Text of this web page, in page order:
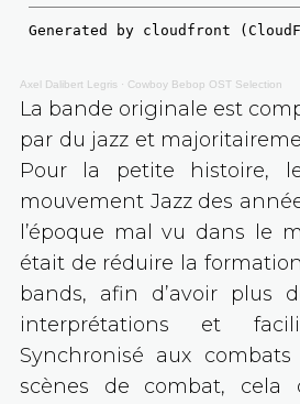
Axel Dalibert Legris· Cowboy Bebop OST Selection
La bande originale est
par du jazz et
Pour la petite histoire,
mouvement Jazz des
l’époque mal vu dans le
était de réduire la
bands, afin d’avoir plus
interprétations et
Synchronisé aux
scènes de combat, cela